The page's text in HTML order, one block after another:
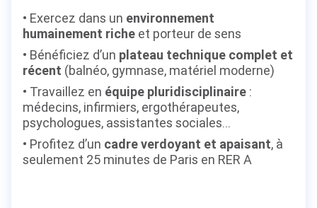
Exercez dans un environnement
humainement riche et porteur de sens
Bénéficiez d’un plateau technique complet et
récent (balnéo, gymnase, matériel moderne)
Travaillez en équipe pluridisciplinaire :
médecins, infirmiers, ergothérapeutes,
psychologues, assistantes sociales...
Profitez d’un cadre verdoyant et apaisant, à
seulement 25 minutes de Paris en RER A